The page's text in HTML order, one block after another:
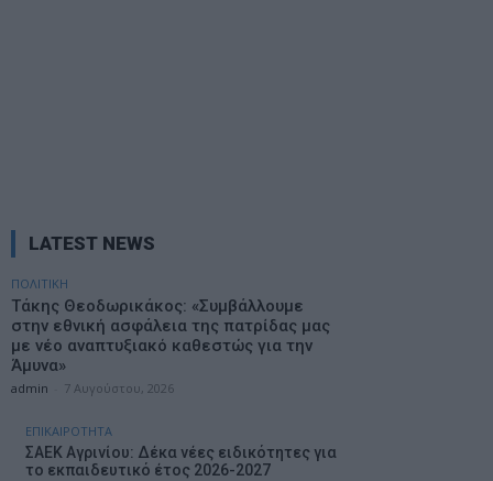
LATEST NEWS
ΠΟΛΙΤΙΚΗ
Τάκης Θεοδωρικάκος: «Συμβάλλουμε
στην εθνική ασφάλεια της πατρίδας μας
με νέο αναπτυξιακό καθεστώς για την
Άμυνα»
admin 7 Αυγούστου, 2026
ΕΠΙΚΑΙΡΟΤΗΤΑ
ΣΑΕΚ Αγρινίου: Δέκα νέες ειδικότητες για
το εκπαιδευτικό έτος 2026-2027